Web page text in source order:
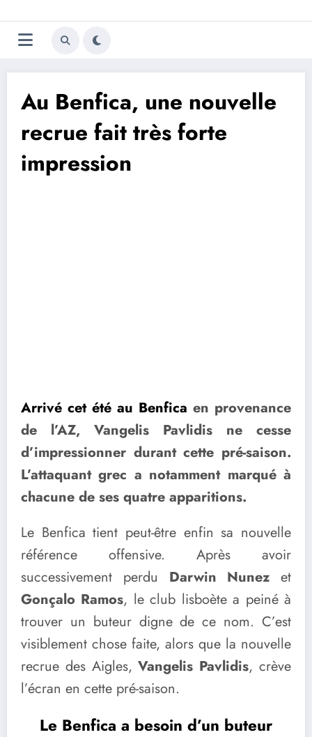
au
contenu
Trivela
L'actualité du football
Au Benfica, une nouvelle
recrue fait très forte
impression
Arrivé cet été au Benfica en provenance
de l’AZ, Vangelis Pavlidis ne cesse
d’impressionner durant cette pré-saison.
L’attaquant grec a notamment marqué à
chacune de ses quatre apparitions.
Le Benfica tient peut-être enfin sa nouvelle
référence offensive. Après avoir
successivement perdu Darwin Nunez et
Gonçalo Ramos, le club lisboète a peiné à
trouver un buteur digne de ce nom. C’est
visiblement chose faite, alors que la nouvelle
recrue des Aigles,Vangelis Pavlidis, crève
l’écran en cette pré-saison.
Le Benfica a besoin d’un buteur